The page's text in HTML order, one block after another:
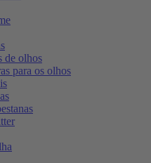
de olhos
para os olhos